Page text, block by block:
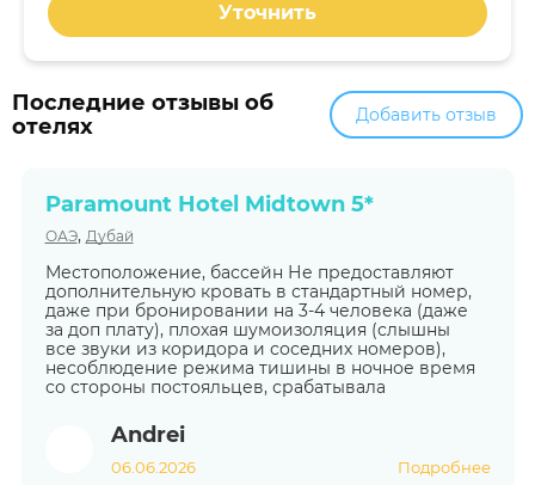
Уточнить
Последние отзывы об
отелях
Добавить отзыв
Paramount Hotel Midtown 5*
ОАЭ, Дубай
Местоположение, бассейн Не предоставляют
дополнительную кровать в стандартный номер,
даже при бронировании на 3-4 человека (даже
за доп плату), плохая шумоизоляция (слышны
все звуки из коридора и соседних номеров),
несоблюдение режима тишины в ночное время
со стороны постояльцев, срабатывала
Andrei
06.06.2026 Подробнее